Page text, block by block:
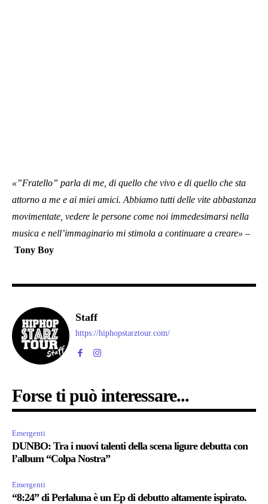
«”Fratello” parla di me, di quello che vivo e di quello che sta
attorno a me e ai miei amici. Abbiamo tutti delle vite abbastanza
movimentate, vedere le persone come noi immedesimarsi nella
musica e nell’immaginario mi stimola a continuare a creare» –
Tony Boy
Staff
https://hiphopstarztour.com/
Forse ti può interessare...
Emergenti
DUNBO: Tra i nuovi talenti della scena ligure debutta con
l’album “Colpa Nostra”
Emergenti
“8:24” di Perlaluna è un Ep di debutto altamente ispirato.